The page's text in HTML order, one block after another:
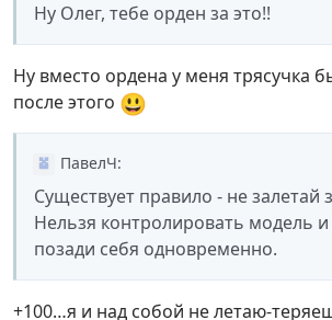
Ну Олег, тебе орден за это!!
Ну вместо ордена у меня трясучка
после этого 😃
ПавелЧ:
Существует правило - не залетай
Нельзя контролировать модель
позади себя одновременно.
+100…я и над собой не летаю-